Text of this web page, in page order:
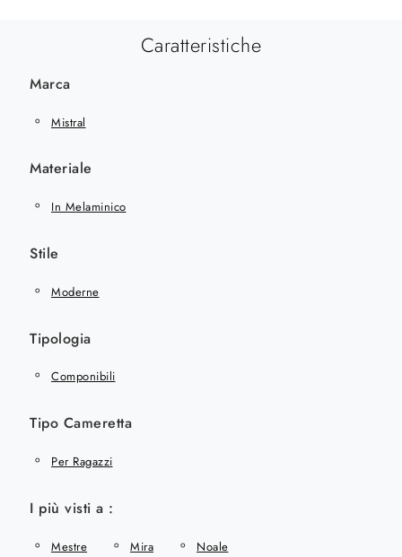
Caratteristiche
Marca
Mistral
Materiale
In Melaminico
Stile
Moderne
Tipologia
Componibili
Tipo Cameretta
Per Ragazzi
I più visti a :
Mestre Mira Noale